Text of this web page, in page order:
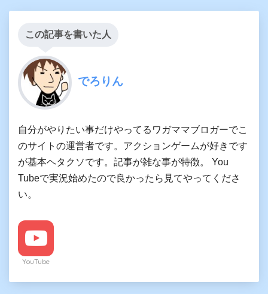
この記事を書いた人
でろりん
自分がやりたい事だけやってるワガママブロガーでこ
のサイトの運営者です。アクションゲームが好きです
が基本ヘタクソです。記事が雑な事が特徴。 You
Tubeで実況始めたので良かったら見てやってくださ
い。
YouTube